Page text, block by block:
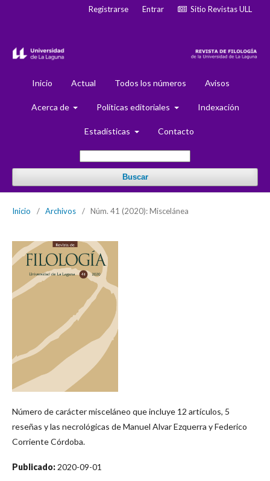
Inicio Actual Todos los números Avisos
Acerca de Políticas editoriales Indexación
Estadísticas Contacto
Buscar
Registrarse Entrar Sitio Revistas ULL
Inicio / Archivos / Núm. 41 (2020): Miscelánea
Número de carácter misceláneo que incluye 12 artículos, 5
reseñas y las necrológicas de Manuel Alvar Ezquerra y Federico
Corriente Córdoba.
Publicado: 2020-09-01